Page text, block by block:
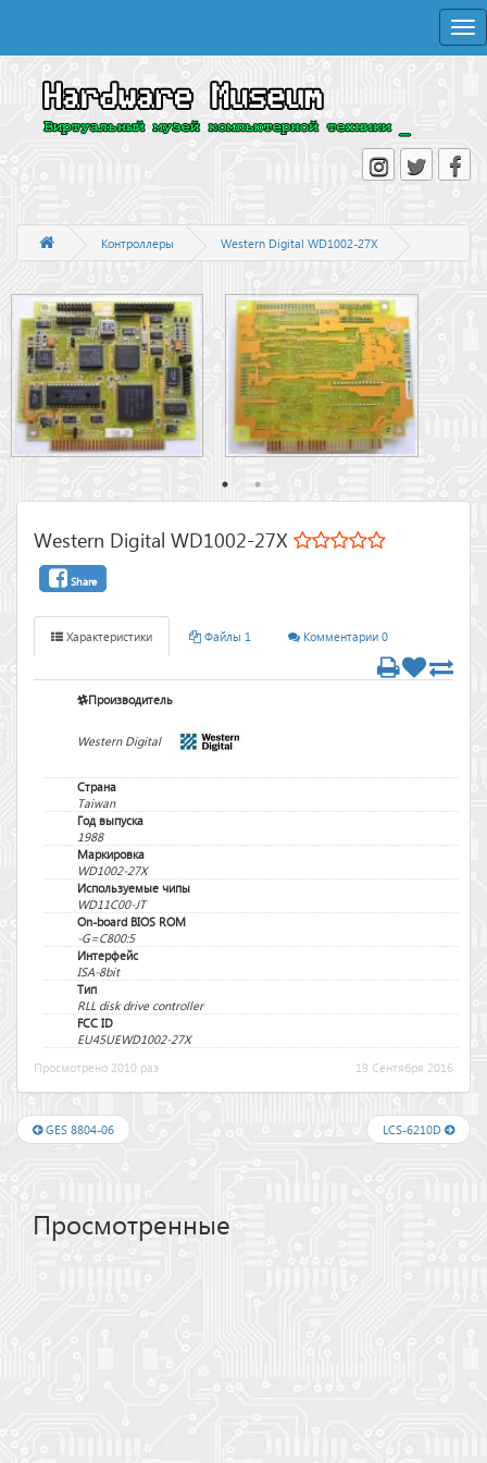
Контроллеры Western Digital WD1002-27X
Western Digital WD1002-27X
Share
Характеристики Файлы 1 Комментарии 0
Производитель
Western Digital
Страна
Taiwan
Год выпуска
1988
Маркировка
WD1002-27X
Используемые чипы
WD11C00-JT
On-board BIOS ROM
-G=C800:5
Интерфейс
ISA-8bit
Тип
RLL disk drive controller
FCC ID
EU45UEWD1002-27X
Просмотрено 2010 раз
19 Сентября 2016
GES 8804-06 LCS-6210D
Просмотренные